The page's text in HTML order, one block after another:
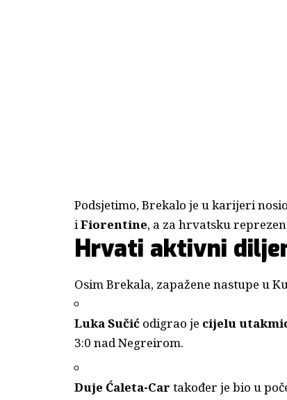
Podsjetimo, Brekalo je u karijeri
iFiorentine, a za hrvatsku
Hrvati aktivni
Osim Brekala, zapažene nastupe u
Luka Sučić odigrao je cijelu
3:0 nad Negreirom.
Duje Ćaleta-Car također je bio u